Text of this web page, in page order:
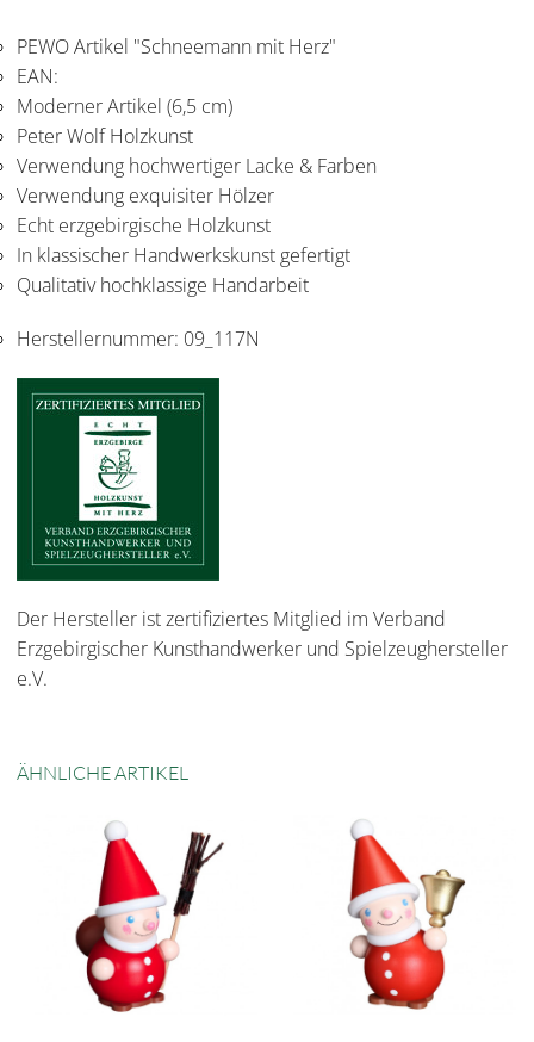
PEWO Artikel "Schneemann mit Herz"
EAN:
Moderner Artikel (6,5 cm)
Peter Wolf Holzkunst
Verwendung hochwertiger Lacke & Farben
Verwendung exquisiter Hölzer
Echt erzgebirgische Holzkunst
In klassischer Handwerkskunst gefertigt
Qualitativ hochklassige Handarbeit
Herstellernummer: 09_117N
Der Hersteller ist zertifiziertes Mitglied im Verband
Erzgebirgischer Kunsthandwerker und Spielzeughersteller
e.V.
ÄHNLICHE ARTIKEL